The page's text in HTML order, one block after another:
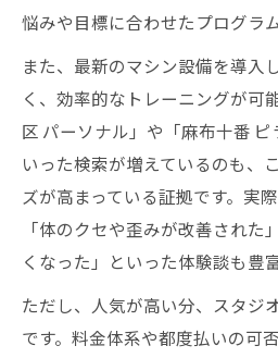
マシンピラティスで骨
パーソナル指導でし
秘訣
麻布十番で人気のマ
解説
体験レッスンでわかる
心地よく続く港区ライフ
マシンピラティスが
悩みや目標に合わせたプログラ
また、最新のマシン設備を導入
く、効率的なトレーニングが可
区 パーソナル」や「麻布十番
いった検索が増えているのも、
ズが高まっている証拠です。実
「体のクセや歪みが改善された
くなった」といった体験談も豊富
ただし、人気が高い分、スタジ
です。料金体系や都度払いの可